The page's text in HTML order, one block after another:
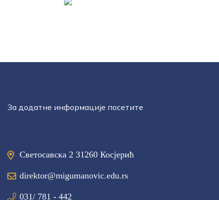
За додатне информације посетите
Светосавска 2 31260 Косјерић
direktor@migumanovic.edu.rs
031/ 781 - 442